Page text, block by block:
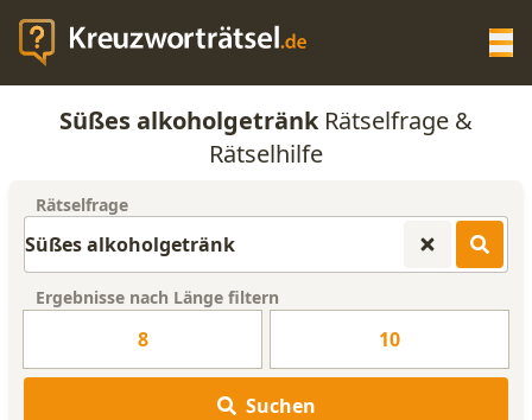
KREUZWORTRÄTSEL-HILFE
ANAGRAMM-GENERATOR
WORTLISTE
Süßes alkoholgetränkRätselfrage &
Rätselhilfe
Rätselfrage
Ergebnisse nach Länge filtern
8 10
Suchen